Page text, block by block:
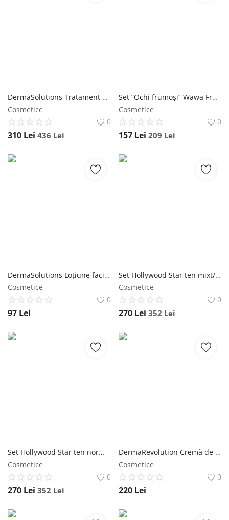
DermaSolutions Tratament complet Pete I Pistrui I Melasmă 100% molecular skincare Wawa Fresh Cosmetics
Cosmetice
0
310 Lei 436Lei
Set ”Ochi frumoși” Wawa Fresh Cosmetics
Cosmetice
0
157 Lei 209Lei
DermaSolutions Loțiune facială exfoliantă și depigmentantă 100% molecular skincare Wawa Fresh Cosmetics
Cosmetice
0
97 Lei
Set Hollywood Star ten mixt/gras Wawa Fresh Cosmetics
Cosmetice
0
270 Lei 352Lei
Set Hollywood Star ten normal/uscat Wawa Fresh Cosmetics
Cosmetice
0
270 Lei 352Lei
DermaRevolution Cremă de zi matifiantă antiage și antiimperfecțiuni cu SPF 35+ Wawa Fresh Cosmetics
Cosmetice
0
220 Lei